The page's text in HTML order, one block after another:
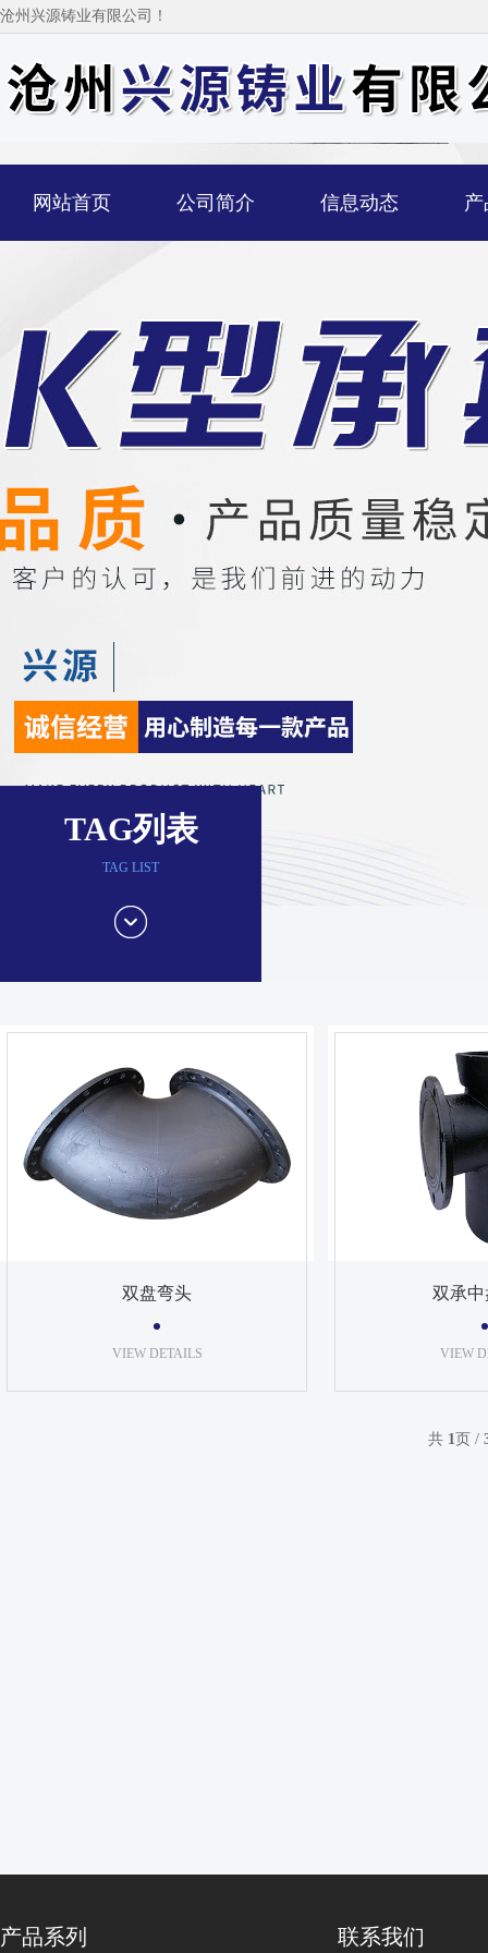
沧州兴源铸业有限公司！
网站首页 公司简介 信息动态
TAG列表
TAG LIST
双盘弯头
VIEW DETAILS
双承
VIEW
共 1页 /
产品系列 联系我们